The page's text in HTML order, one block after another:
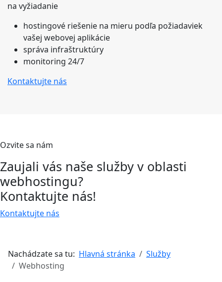
na vyžiadanie
hostingové riešenie na mieru podľa požiadaviek
vašej webovej aplikácie
správa infraštruktúry
monitoring 24/7
Kontaktujte nás
Ozvite sa nám
Zaujali vás naše služby v oblasti
webhostingu?
Kontaktujte nás!
Kontaktujte nás
Nachádzate sa tu: Hlavná stránka
Služby
Webhosting